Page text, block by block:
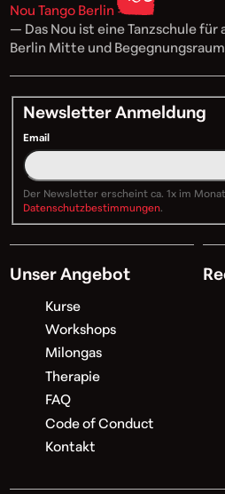
Nou Tango Berlin
— Das Nou ist eine Tanzschule für
Berlin Mitte und
Newsletter Anmeldung
Email
Der Newsletter erscheint ca. 1x im
Datenschutzbestimmungen.
Unser Angebot
Kurse
Workshops
Milongas
Therapie
FAQ
Code of Conduct
Kontakt